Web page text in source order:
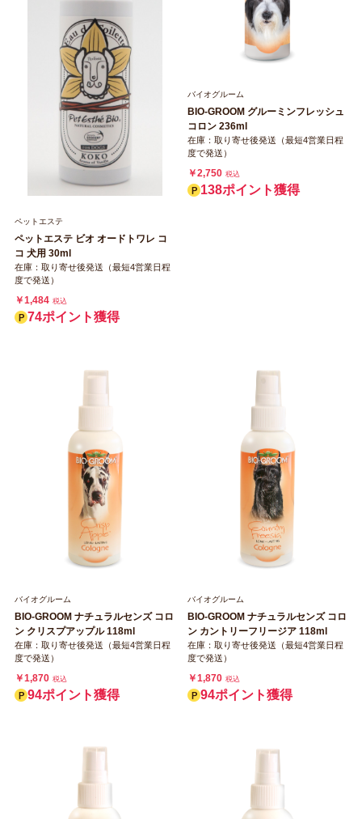
ペットエステ
ペットエステ ビオ オードトワレ コ
コ 犬用 30ml
在庫：取り寄せ後発送（最短4営業日程
度で発送）
￥1,484 税込
74ポイント獲得
バイオグルーム
BIO-GROOM グルーミンフレッシュ
コロン 236ml
在庫：取り寄せ後発送（最短4営業日程
度で発送）
￥2,750 税込
138ポイント獲得
バイオグルーム
BIO-GROOM ナチュラルセンズ コロ
ン クリスプアップル 118ml
在庫：取り寄せ後発送（最短4営業日程
度で発送）
￥1,870 税込
94ポイント獲得
バイオグルーム
BIO-GROOM ナチュラルセンズ コロ
ン カントリーフリージア 118ml
在庫：取り寄せ後発送（最短4営業日程
度で発送）
￥1,870 税込
94ポイント獲得